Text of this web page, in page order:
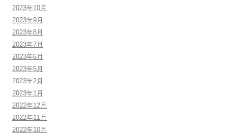
2023年10月
2023年9月
2023年8月
2023年7月
2023年6月
2023年5月
2023年2月
2023年1月
2022年12月
2022年11月
2022年10月